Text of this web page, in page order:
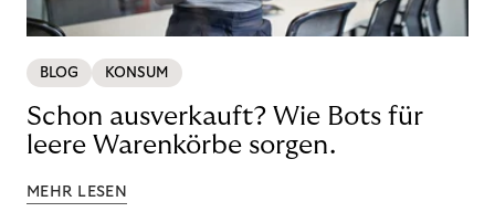
BLOG KONSUM
Schon ausverkauft? Wie Bots für
leere Warenkörbe sorgen.
MEHR LESEN